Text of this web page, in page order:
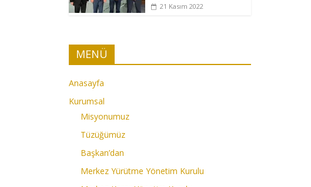
21 Kasım 2022
MENÜ
Anasayfa
Kurumsal
Misyonumuz
Tüzüğümüz
Başkan’dan
Merkez Yürütme Yönetim Kurulu